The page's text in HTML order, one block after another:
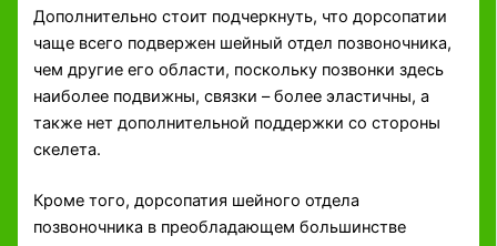
Дополнительно стоит подчеркнуть, что дорсопатии
чаще всего подвержен шейный отдел позвоночника,
чем другие его области, поскольку позвонки здесь
наиболее подвижны, связки – более эластичны, а
также нет дополнительной поддержки со стороны
скелета.
Кроме того, дорсопатия шейного отдела
позвоночника в преобладающем большинстве